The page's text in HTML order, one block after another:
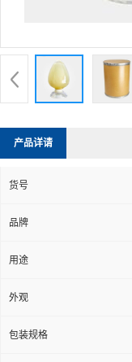
产品详请
货号
品牌
用途
外观
包装规格